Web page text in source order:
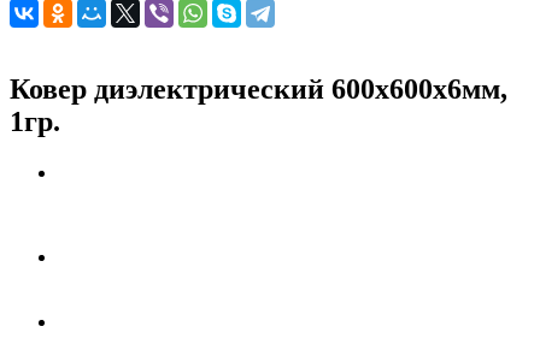
Ковер диэлектрический 600х600х6мм,
1гр.